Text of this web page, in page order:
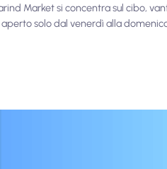
Market si concentra sul cibo,
solo dal venerdì alla